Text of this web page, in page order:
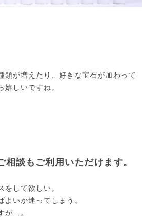
類が増えたり、好きな宝石が加わって
嬉しいですね。
相談もご利用いただけます。
をして欲しい。
よいか迷ってしまう。
が…。